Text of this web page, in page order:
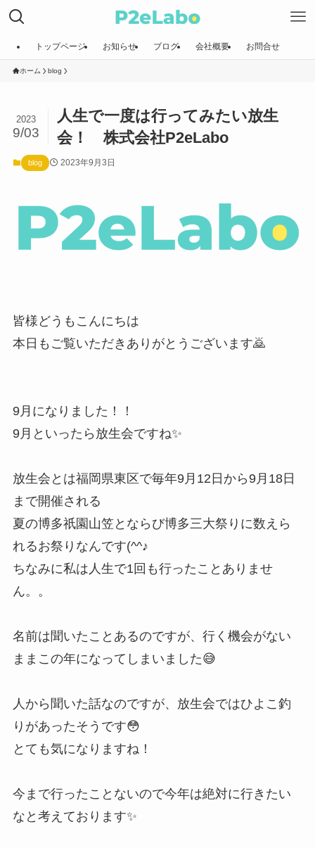
トップページ お知らせ ブログ 会社概要 お問合せ
ホーム blog
人生で一度は行ってみたい放生
会！ 株式会社P2eLabo
2023
9/03
blog 2023年9月3日
皆様どうもこんにちは
本日もご覧いただきありがとうございます🙇
9月になりました！！
9月といったら放生会ですね✨
放生会とは福岡県東区で毎年9月12日から9月18日
まで開催される
夏の博多祇園山笠とならび博多三大祭りに数えら
れるお祭りなんです(^^♪
ちなみに私は人生で1回も行ったことありませ
ん。。
名前は聞いたことあるのですが、行く機会がない
ままこの年になってしまいました😅
人から聞いた話なのですが、放生会ではひよこ釣
りがあったそうです😳
とても気になりますね！
今まで行ったことないので今年は絶対に行きたい
なと考えております✨